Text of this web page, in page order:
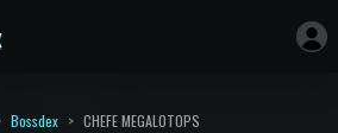
Bossdex CHEFE MEGALOTOPS